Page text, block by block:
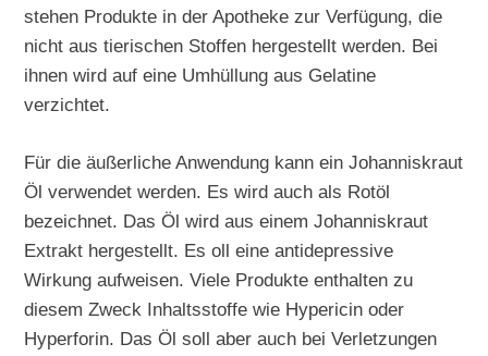
stehen Produkte in der Apotheke zur Verfügung, die
nicht aus tierischen Stoffen hergestellt werden. Bei
ihnen wird auf eine Umhüllung aus Gelatine
verzichtet.
Für die äußerliche Anwendung kann ein Johanniskraut
Öl verwendet werden. Es wird auch als Rotöl
bezeichnet. Das Öl wird aus einem Johanniskraut
Extrakt hergestellt. Es oll eine antidepressive
Wirkung aufweisen. Viele Produkte enthalten zu
diesem Zweck Inhaltsstoffe wie Hypericin oder
Hyperforin. Das Öl soll aber auch bei Verletzungen